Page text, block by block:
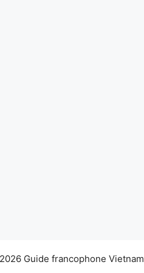
Guide francophone Vietnam